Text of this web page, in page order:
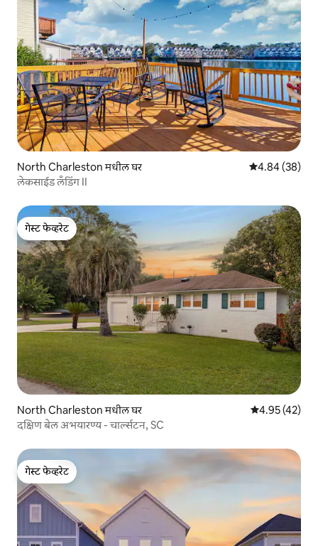
North Charleston मधील घर 5 पैकी 4.84
4.84 (38)
लेकसाईड लँडिंग II
गेस्ट फेव्हरेट
गेस्ट फेव्हरेट
North Charleston मधील घर 5 पैकी 4.95
4.95 (42)
दक्षिण बेल अभयारण्य - चार्ल्सटन, SC
गेस्ट फेव्हरेट
गेस्ट फेव्हरेट